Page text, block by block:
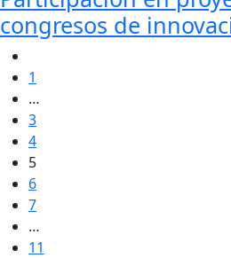
congresos de
1
…
3
4
5
6
7
…
11